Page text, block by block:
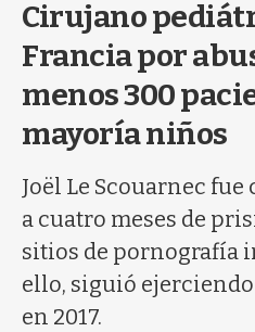
Cirujano
Francia por
menos 300
mayoría niños
Joël Le Scouarnec
a cuatro meses de
sitios de pornografía
ello, siguió
en 2017.